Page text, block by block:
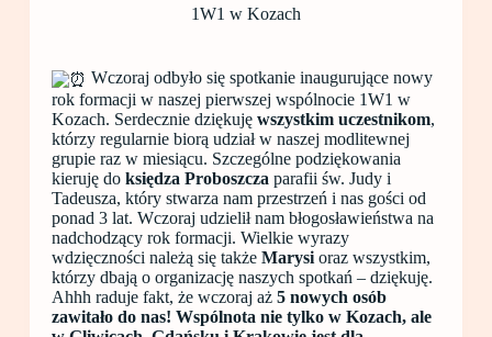
1W1 w Kozach
Wczoraj odbyło się spotkanie inaugurujące nowy
rok formacji w naszej pierwszej wspólnocie 1W1 w
Kozach. Serdecznie dziękuję wszystkim uczestnikom,
którzy regularnie biorą udział w naszej modlitewnej
grupie raz w miesiącu. Szczególne podziękowania
kieruję doksiędza Proboszcza parafii św. Judy i
Tadeusza, który stwarza nam przestrzeń i nas gości od
ponad 3 lat. Wczoraj udzielił nam błogosławieństwa na
nadchodzący rok formacji. Wielkie wyrazy
wdzięczności należą się także Marysioraz wszystkim,
którzy dbają o organizację naszych spotkań – dziękuję.
Ahhh raduje fakt, że wczoraj aż 5 nowych osób
zawitało do nas! Wspólnota nie tylko w Kozach, ale